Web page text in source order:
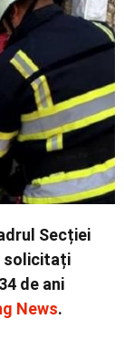
Secției
solicitați
de ani
News.